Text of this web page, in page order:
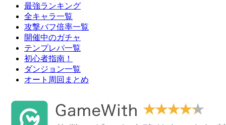
最強ランキング
全キャラ一覧
攻撃バフ倍率一覧
開催中のガチャ
テンプレパ一覧
初心者指南！
ダンジョン一覧
オート周回まとめ